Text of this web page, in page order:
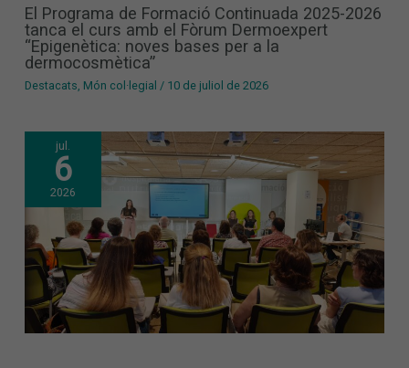
El Programa de Formació Continuada 2025-2026
tanca el curs amb el Fòrum Dermoexpert
“Epigenètica: noves bases per a la
dermocosmètica”
Destacats, Món col·legial / 10 de juliol de 2026
jul.
6
2026